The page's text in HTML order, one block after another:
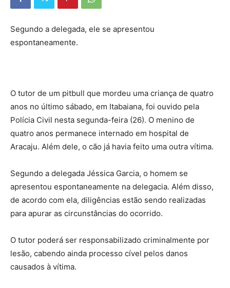
Segundo a delegada, ele se apresentou
espontaneamente.
O tutor de um pitbull que mordeu uma criança de quatro
anos no último sábado, em Itabaiana, foi ouvido pela
Polícia Civil nesta segunda-feira (26). O menino de
quatro anos permanece internado em hospital de
Aracaju. Além dele, o cão já havia feito uma outra vítima.
Segundo a delegada Jéssica Garcia, o homem se
apresentou espontaneamente na delegacia. Além disso,
de acordo com ela, diligências estão sendo realizadas
para apurar as circunstâncias do ocorrido.
O tutor poderá ser responsabilizado criminalmente por
lesão, cabendo ainda processo cível pelos danos
causados à vítima.